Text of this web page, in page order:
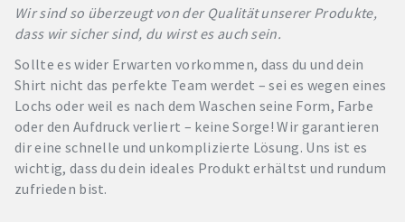
Wir sind so überzeugt von der Qualität unserer Produkte,
dass wir sicher sind, du wirst es auch sein.
Sollte es wider Erwarten vorkommen, dass du und dein
Shirt nicht das perfekte Team werdet – sei es wegen eines
Lochs oder weil es nach dem Waschen seine Form, Farbe
oder den Aufdruck verliert – keine Sorge! Wir garantieren
dir eine schnelle und unkomplizierte Lösung. Uns ist es
wichtig, dass du dein ideales Produkt erhältst und rundum
zufrieden bist.